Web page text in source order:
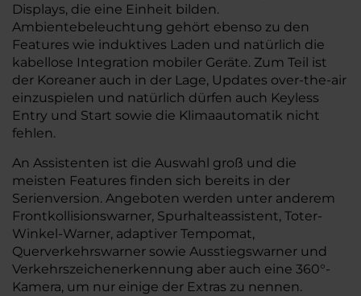
Displays, die eine Einheit bilden.
Ambientebeleuchtung gehört ebenso zu den
Features wie induktives Laden und natürlich die
kabellose Integration mobiler Geräte. Zum Teil ist
der Koreaner auch in der Lage, Updates over-the-air
einzuspielen und natürlich dürfen auch Keyless
Entry und Start sowie die Klimaautomatik nicht
fehlen.
An Assistenten ist die Auswahl groß und die
meisten Features finden sich bereits in der
Serienversion. Angeboten werden unter anderem
Frontkollisionswarner, Spurhalteassistent, Toter-
Winkel-Warner, adaptiver Tempomat,
Querverkehrswarner sowie Ausstiegswarner und
Verkehrszeichenerkennung aber auch eine 360°-
Kamera, um nur einige der Extras zu nennen.